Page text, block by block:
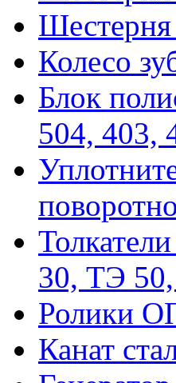
Колесо
Блок
504, 403,
30, ТЭ
Ролики
Канат